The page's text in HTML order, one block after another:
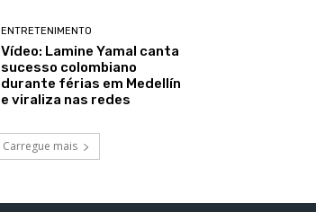
ENTRETENIMENTO
Vídeo: Lamine Yamal canta
sucesso colombiano
durante férias em Medellín
e viraliza nas redes
Carregue mais